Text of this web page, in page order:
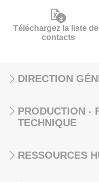
Téléchargez la liste
contacts
DIRECTION
PRODUCTION -
TECHNIQUE
RESSOURCES